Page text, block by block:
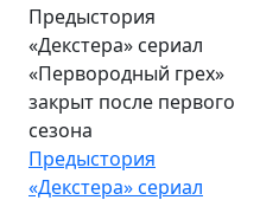
закрыт после первого
сезона
Предыстория
«Декстера» сериал
«Первородный грех»
закрыт после первого
сезона